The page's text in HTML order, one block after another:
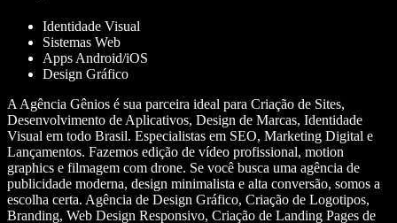
Identidade Visual
Sistemas Web
Apps Android/iOS
Design Gráfico
A Agência Gênios é sua parceira ideal para Criação de Sites,
Desenvolvimento de Aplicativos, Design de Marcas, Identidade
Visual em todo Brasil. Especialistas em SEO, Marketing Digital e
Lançamentos. Fazemos edição de vídeo profissional, motion
graphics e filmagem com drone. Se você busca uma agência de
publicidade moderna, design minimalista e alta conversão, somos a
escolha certa. Agência de Design Gráfico, Criação de Logotipos,
Branding, Web Design Responsivo, Criação de Landing Pages de